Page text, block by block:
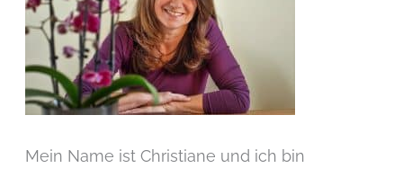
Mein Name ist Christiane und ich bin